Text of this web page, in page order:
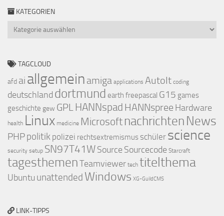
KATEGORIEN
TAGCLOUD
afd ai allgemein amiga applications AutoIt coding
deutschland dortmund earth freepascal G15 games
geschichte gew GPL HANNspad HANNspree Hardware
health Linux medicine Microsoft nachrichten News
PHPpolitik polizei rechtsextremismus schüler science
security setup SN97T41WSource Sourcecode Starcraft
tagesthemenTeamviewer tech titelthema
Ubuntu unattended Windows XG-GuildCMS
LINK-TIPPS